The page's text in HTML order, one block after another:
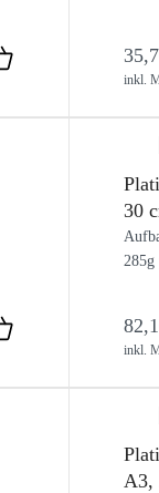
inkl.
30
285g
inkl.
A3,